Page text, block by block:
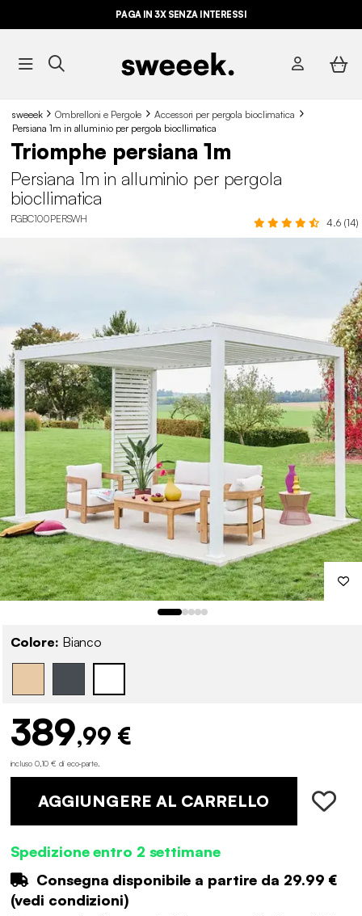
PAGA IN 3X SENZA INTERESSI
sweeek Ombrelloni e Pergole
Accessori per pergola bioclimatica
Persiana 1m in alluminio per pergola biocllimatica
Triomphe persiana 1m
Persiana 1m in alluminio per pergola
biocllimatica
PGBC100PERSWH 4.6 (14)
Colore: Bianco
389,99 €
incluso 0,10 € di eco-parte.
AGGIUNGERE AL CARRELLO
Spedizione entro 2 settimane
Consegna disponibile a partire da 29.99 €
(vedi condizioni)